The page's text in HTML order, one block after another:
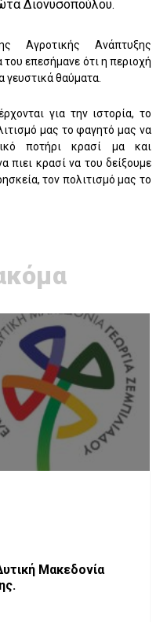
Διονυσοπούλου.
Αγροτικής Ανάπτυξης
επεσήμανε ότι η περιοχή
γευστικά θαύματα.
για την ιστορία, το
μας το φαγητό μας να
ποτήρι κρασί μα και
πιει κρασί να του δείξουμε
τον πολιτισμό μας το
Μακεδονία